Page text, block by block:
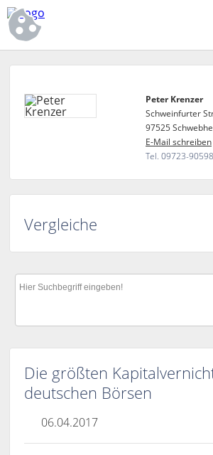
Peter Krenzer
Schweinfurter
97525
E-Mail schreiben
Tel. 09723-
Vergleiche
Die größten
deutschen Börsen
06.04.2017